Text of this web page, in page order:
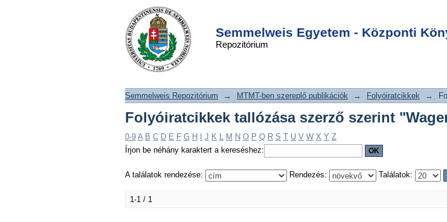
Semmelweis Egyetem - Központi
Repozitórium
Folyóiratcikkek tallózása szerző
szerint "Wagenpfeil S"
DSpace/Manakin Repository
Semmelweis Repozitórium → MTMT-ben szereplő publikációk → Folyóiratcikkek →
Folyóiratcikkek tallózása szerző szerint
0-9 A B C D E F G H J K L M N O P Q R S T U V W X Y Z
Írjon be néhány karaktert a kereséshez:
A találatok rendezése: Rendezés: Találatok:
1-1 / 1